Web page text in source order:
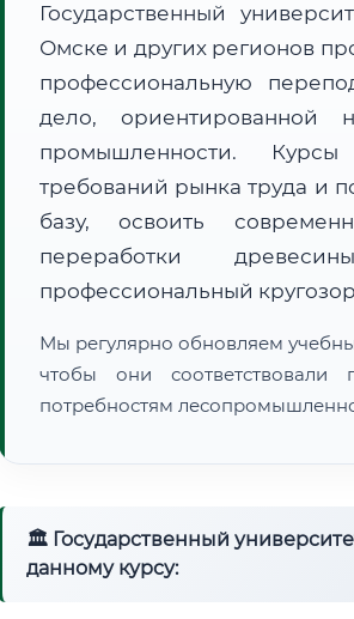
Государственный
Омске и других регионов
профессиональную
дело, ориентированной
промышленности.
требований рынка труда и
базу, освоить
переработки
профессиональный
Мы регулярно обновляем
чтобы они
потребностям
🏛 Государственный
данному курсу: